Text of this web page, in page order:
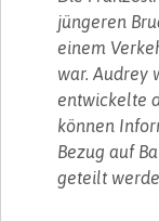
jüngeren
einem
war. Audrey
entwickelte
können
Bezug auf
geteilt